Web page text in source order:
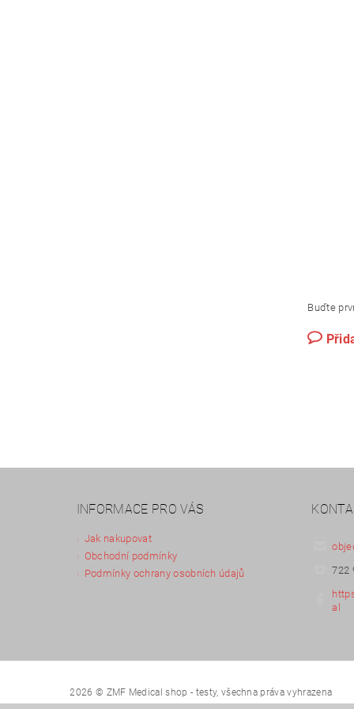
Buďte
INFORMACE PRO VÁS
Jak nakupovat
Obchodní podmínky
Podmínky ochrany osobních údajů
722
al
2026 © ZMF Medical shop - testy, všechna práva vyhrazena